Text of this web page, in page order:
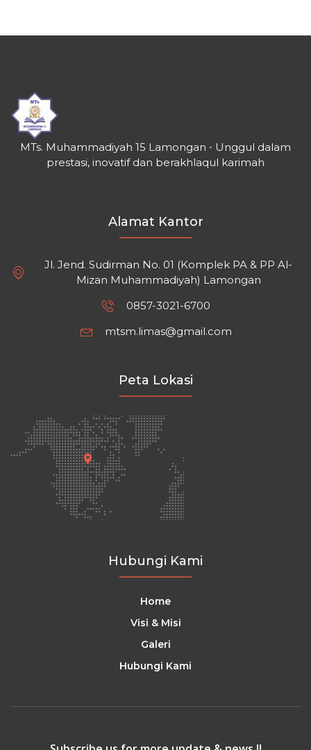
MTs. Muhammadiyah 15 Lamongan ⋅ Unggul dalam
prestasi, inovatif dan berakhlaqul karimah
Alamat Kantor
Jl. Jend. Sudirman No. 01 (Komplek PA & PP Al-
Mizan Muhammadiyah) Lamongan
0857-3021-6700
mtsm.limas@gmail.com
Peta Lokasi
Hubungi Kami
Home
Visi & Misi
Galeri
Hubungi Kami